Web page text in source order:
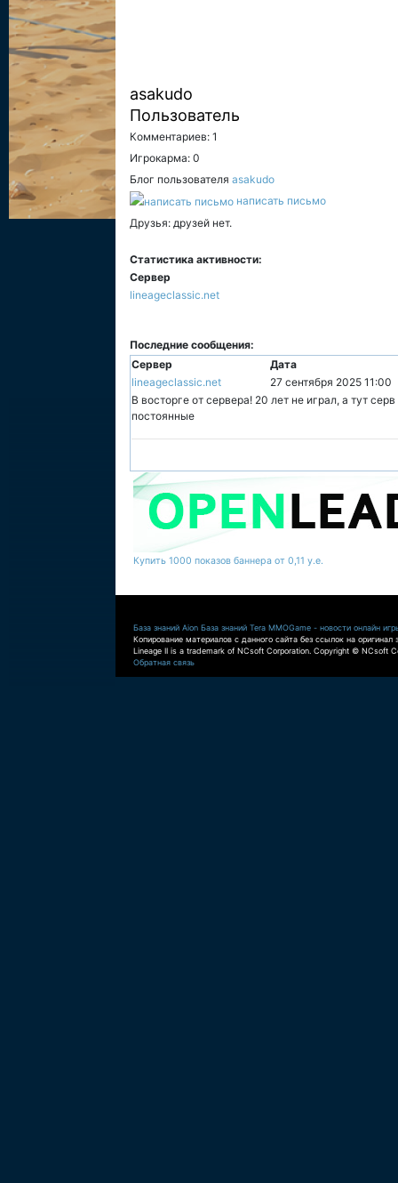
asakudo
Пользователь
Комментариев: 1
Игрокарма: 0
Блог пользователя asakudo
написать письмо
Друзья: друзей нет.
Статистика активности:
Сервер
lineageclassic.net
Последние сообщения:
Сервер
Дата
lineageclassic.net
27 сентября 2025 11:00
В восторге от сервера! 20 лет не играл, а тут
постоянные
Купить 1000 показов баннера от 0,11 у.е.
База знаний Aion База знаний Tera MMOGame - новости онлайн
Копирование материалов с данного сайта без ссылок на оригинал
Lineage II is a trademark of NCsoft Corporation. Copyright © NCsoft
Обратная связь